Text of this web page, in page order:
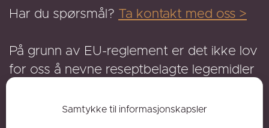
Har du spørsmål? Ta kontakt med oss >
På grunn av EU-reglement er det ikke lov
for oss å nevne reseptbelagte legemidler
informere. All informasjon vil bli gitt på
Samtykke til informasjonskapsler